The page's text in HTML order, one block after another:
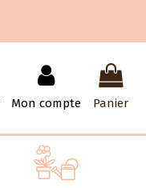
Mon compte Panier